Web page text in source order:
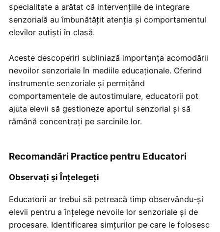
specialitate a arătat că intervențiile de integrare
senzorială au îmbunătățit atenția și comportamentul
elevilor autiști în clasă.
Aceste descoperiri subliniază importanța acomodării
nevoilor senzoriale în mediile educaționale. Oferind
instrumente senzoriale și permițând
comportamentele de autostimulare, educatorii pot
ajuta elevii să gestioneze aportul senzorial și să
rămână concentrați pe sarcinile lor.
Recomandări Practice pentru Educatori
Observați și Înțelegeți
Educatorii ar trebui să petreacă timp observându-și
elevii pentru a înțelege nevoile lor senzoriale și de
procesare. Identificarea simțurilor pe care le folosesc